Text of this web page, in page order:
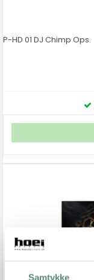
Samtykke
P-HD 01 DJ Chimp Ops.